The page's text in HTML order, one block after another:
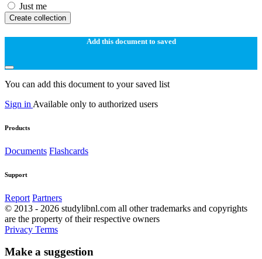
Just me
Create collection
Add this document to saved
You can add this document to your saved list
Sign in Available only to authorized users
Products
Documents Flashcards
Support
Report Partners
© 2013 - 2026 studylibnl.com all other trademarks and copyrights
are the property of their respective owners
Privacy Terms
Make a suggestion